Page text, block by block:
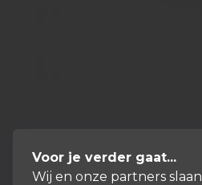
Voor je verder gaat...
Wij en onze partners